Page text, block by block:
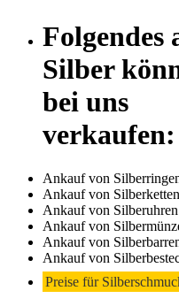
Folgendes
Silber
bei uns
verkaufen:
Ankauf von
Ankauf von Silberketten
Ankauf von Silberuhren
Ankauf von
Ankauf von
Ankauf von
Preise für
Sidebar
(Primary)